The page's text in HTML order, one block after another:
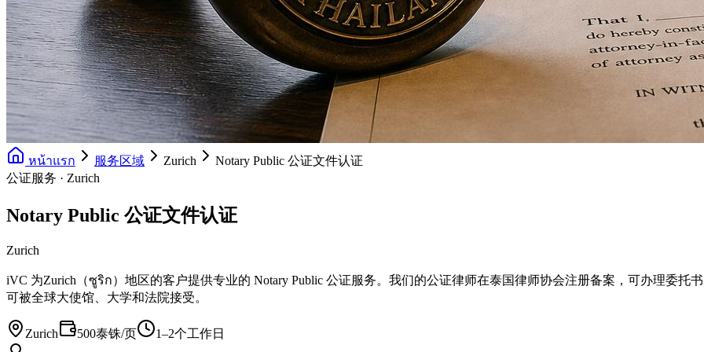
หน้าแรก 服务区域 Zurich
Notary Public 公证文件认证
公证服务 · Zurich
Notary Public 公证文件认证
Zurich
iVC 为Zurich（ซูริก）地区的客户提供专业的 Notary Public 公证服务。我们的公证律师在泰国律师协会注册备案，可办理委托
可被全球大使馆、大学和法院接受。
Zurich 500泰铢/页 1–2个工作日